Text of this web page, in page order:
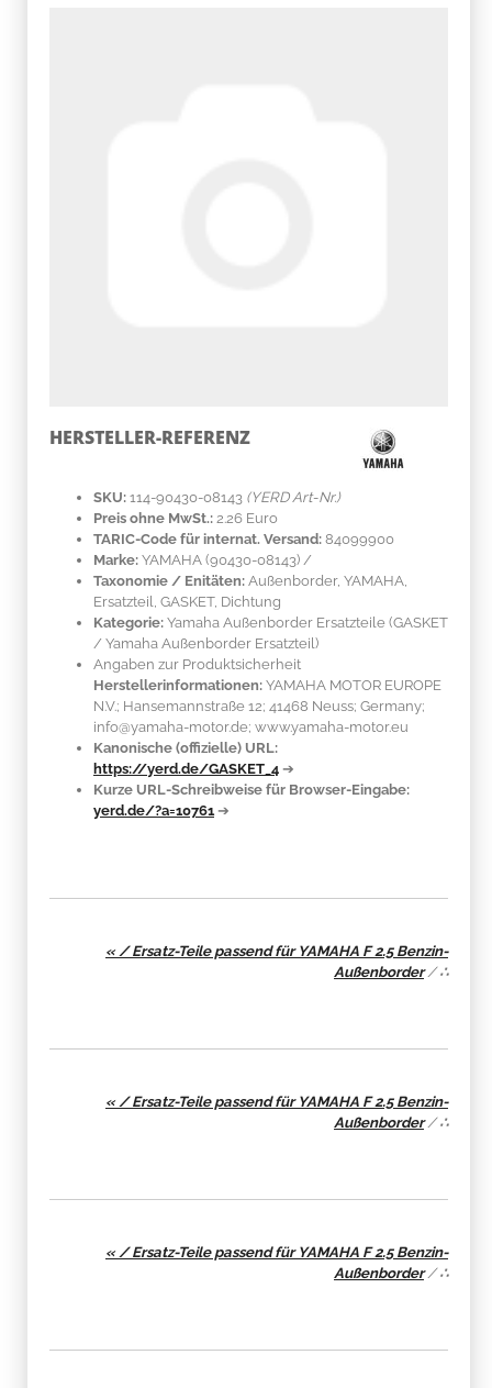
HERSTELLER-REFERENZ
SKU: 114-90430-08143 (YERD Art-Nr.)
Preis ohne MwSt.: 2.26 Euro
TARIC-Code für internat. Versand: 84099900
Marke: YAMAHA (90430-08143) /
Taxonomie / Enitäten: Außenborder, YAMAHA,
Ersatzteil, GASKET, Dichtung
Kategorie: Yamaha Außenborder Ersatzteile (GASKET
/ Yamaha Außenborder Ersatzteil)
Angaben zur Produktsicherheit
Herstellerinformationen: YAMAHA MOTOR EUROPE
N.V.; Hansemannstraße 12; 41468 Neuss; Germany;
info@yamaha-motor.de; www.yamaha-motor.eu
Kanonische (offizielle) URL:
https://yerd.de/GASKET_4 ➔
Kurze URL-Schreibweise für Browser-Eingabe:
yerd.de/?a=10761 ➔
« / Ersatz-Teile passend für YAMAHA F 2.5 Benzin-
Außenborder/∴
« / Ersatz-Teile passend für YAMAHA F 2.5 Benzin-
Außenborder/∴
« / Ersatz-Teile passend für YAMAHA F 2.5 Benzin-
Außenborder/∴